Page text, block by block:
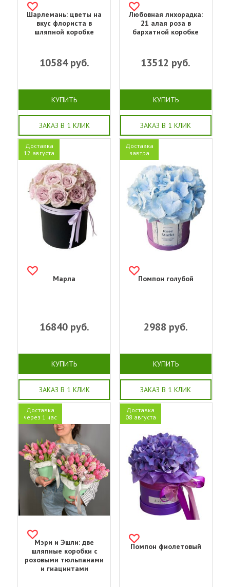
Шарлемань: цветы на
вкус флориста в
шляпной коробке
10584руб.
КУПИТЬ
ЗАКАЗ В 1 КЛИК
Любовная лихорадка:
21 алая роза в
бархатной коробке
13512 руб.
КУПИТЬ
ЗАКАЗ В 1 КЛИК
Доставка
12 августа
Марла
16840руб.
КУПИТЬ
ЗАКАЗ В 1 КЛИК
Доставка
завтра
Помпон голубой
2988 руб.
КУПИТЬ
ЗАКАЗ В 1 КЛИК
Доставка
через 1 час
Мэри и Эшли: две
шляпные коробки с
розовыми тюльпанами
и гиацинтами
Доставка
08 августа
Помпон фиолетовый